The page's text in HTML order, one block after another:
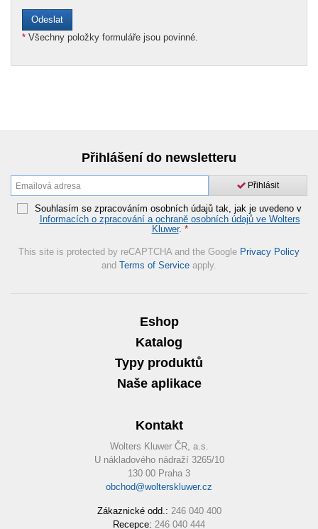
* Všechny položky formuláře jsou povinné.
Přihlášení do newsletteru
Přihlásit
Souhlasím se zpracováním osobních údajů tak, jak je uvedeno v
Informacích o zpracování a ochraně osobních údajů ve Wolters
Kluwer. *
This site is protected by reCAPTCHA and the Google Privacy Policy
and Terms of Service apply.
Eshop
Katalog
Typy produktů
Naše aplikace
Kontakt
Wolters Kluwer ČR, a.s.
U nákladového nádraží 3265/10
130 00 Praha 3
obchod@wolterskluwer.cz
Zákaznické odd.: 246 040 400
Recepce: 246 040 444